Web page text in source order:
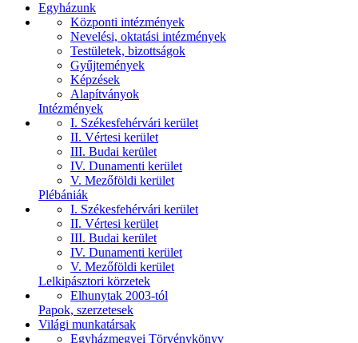
Egyházunk
Központi intézmények
Nevelési, oktatási intézmények
Testületek, bizottságok
Gyűjtemények
Képzések
Alapítványok
Intézmények
I. Székesfehérvári kerület
II. Vértesi kerület
III. Budai kerület
IV. Dunamenti kerület
V. Mezőföldi kerület
Plébániák
I. Székesfehérvári kerület
II. Vértesi kerület
III. Budai kerület
IV. Dunamenti kerület
V. Mezőföldi kerület
Lelkipásztori körzetek
Elhunytak 2003-tól
Papok, szerzetesek
Világi munkatársak
Egyházmegyei Törvénykönyv